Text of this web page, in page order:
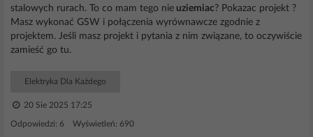
stalowych rurach. To co mam tego nie uziemiac? Pokazac projekt ?
Masz wykonać GSW i połączenia wyrównawcze zgodnie z
projektem. Jeśli masz projekt i pytania z nim związane, to oczywiście
zamieść go tu.
Elektryka Dla Każdego
20 Sie 2025 17:25
Odpowiedzi: 6 Wyświetleń: 690